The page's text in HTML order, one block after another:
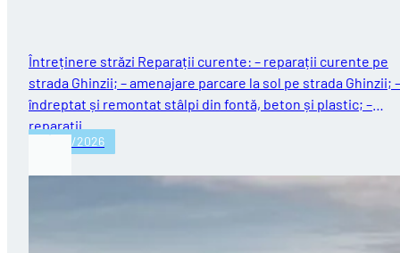
Întreținere străzi Reparații curente: – reparații curente pe
strada Ghinzii; – amenajare parcare la sol pe strada Ghinzii; –
îndreptat și remontat stâlpi din fontă, beton și plastic; –
reparații…
03/08/2026